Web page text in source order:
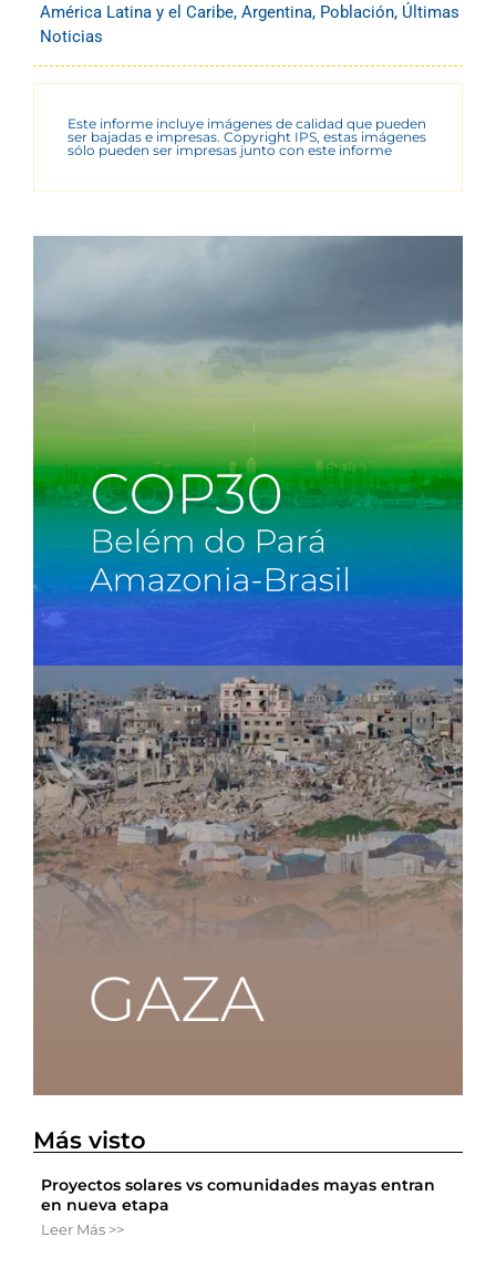
América Latina y el Caribe, Argentina, Población, Últimas
Noticias
Este informe incluye imágenes de calidad que pueden
ser bajadas e impresas. Copyright IPS, estas imágenes
sólo pueden ser impresas junto con este informe
Más visto
Proyectos solares vs comunidades mayas entran
en nueva etapa
Leer Más >>